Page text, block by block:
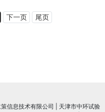
下一页 尾页
信息技术有限公司
天津市中环试验